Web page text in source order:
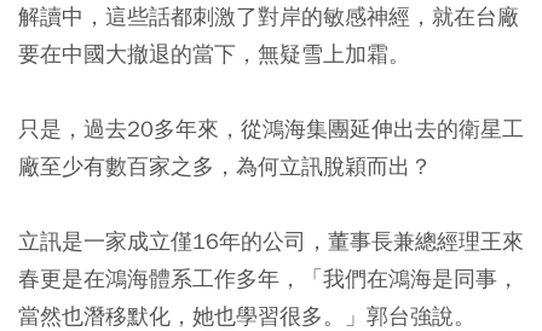
解讀中，這些話都刺激了對岸的敏感神經，就在台廠
要在中國大撤退的當下，無疑雪上加霜。
只是，過去20多年來，從鴻海集團延伸出去的衛星工
廠至少有數百家之多，為何立訊脫穎而出？
立訊是一家成立僅16年的公司，董事長兼總經理王來
春更是在鴻海體系工作多年，「我們在鴻海是同事，
當然也潛移默化，她也學習很多。」郭台強說。